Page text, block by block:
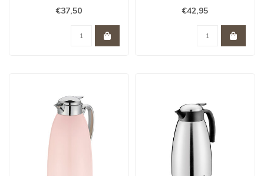
Edelstaal roestvrij /
€37,50
Edelstaal roestvrij
€42,95